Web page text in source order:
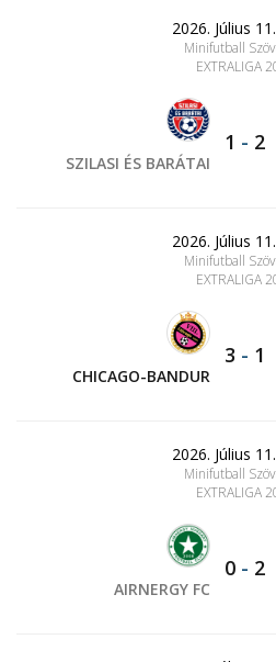
2026. Július 11.
Minifutball
EXTRALIGA
SZILASI ÉS BARÁTAI
1 - 2
2026. Július 11.
Minifutball
EXTRALIGA
CHICAGO-BANDUR
3 - 1
2026. Július 11.
Minifutball
EXTRALIGA
AIRNERGY FC
0 - 2